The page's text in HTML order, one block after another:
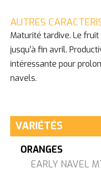
AUTRES
Maturité tardive. Le fruit
jusqu’à fin avril.
intéressante pour
navels.
VARIÉTÉS
ORANGES
EARLY NAVEL